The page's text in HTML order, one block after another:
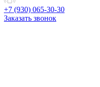
+7 (930) 065-30-30
Заказать звонок